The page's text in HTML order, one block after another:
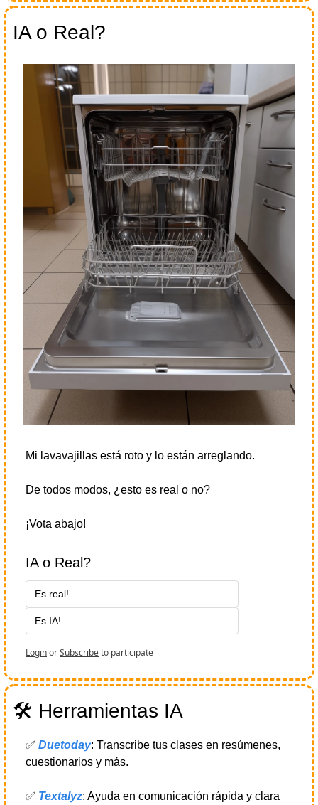
IA o Real?
Mi lavavajillas está roto y lo están arreglando.
De todos modos, ¿esto es real o no?
¡Vota abajo!
IA o Real?
Es real!
Es IA!
LoginorSubscribeto participate
🛠️ Herramientas IA
✅ Duetoday: Transcribe tus clases en resúmenes,
cuestionarios y más.
✅ Textalyz: Ayuda en comunicación rápida y clara